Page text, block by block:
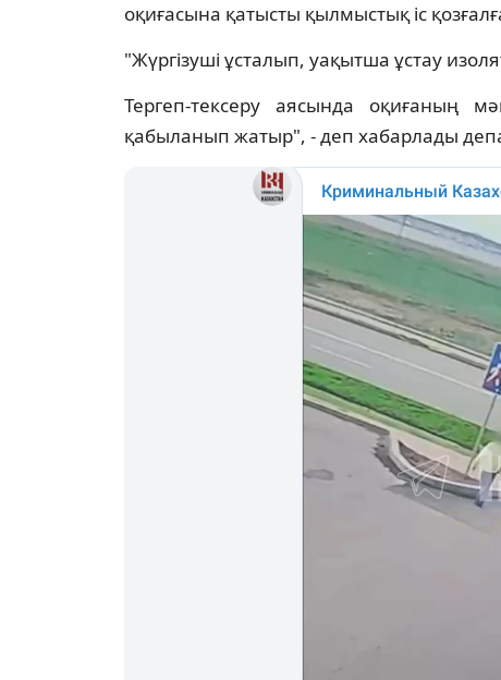
оқиғасына қатысты қылмыстық іс
"Жүргізуші ұсталып, уақытша ұстау
Тергеп-тексеру аясында оқиғаның
қабыланып жатыр", - деп хабарлады